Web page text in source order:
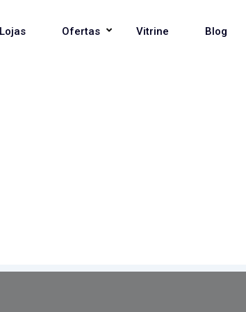
Lojas Ofertas Vitrine Blog